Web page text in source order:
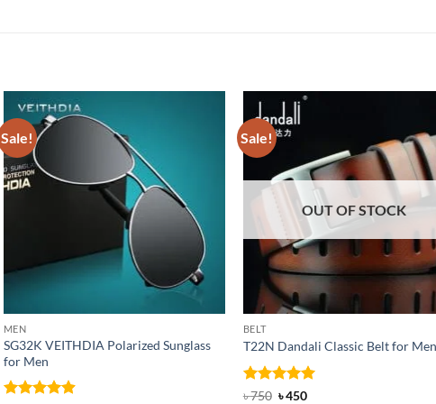
Sale!
MEN
SG32K VEITHDIA Polarized Sunglass
for Men
Sale!
OUT OF STOCK
BELT
T22N Dandali Classic Belt for Men
Rated5
৳750 Original
৳450Current